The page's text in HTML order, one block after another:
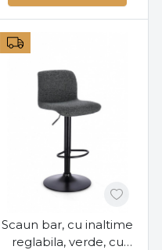
Scaun bar, cu inaltime
reglabila, verde, cu